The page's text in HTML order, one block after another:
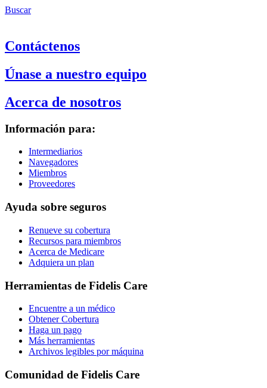
Buscar
Contáctenos
Únase a nuestro equipo
Acerca de nosotros
Información para:
Intermediarios
Navegadores
Miembros
Proveedores
Ayuda sobre seguros
Renueve su cobertura
Recursos para miembros
Acerca de Medicare
Adquiera un plan
Herramientas de Fidelis Care
Encuentre a un médico
Obtener Cobertura
Haga un pago
Más herramientas
Archivos legibles por máquina
Comunidad de Fidelis Care